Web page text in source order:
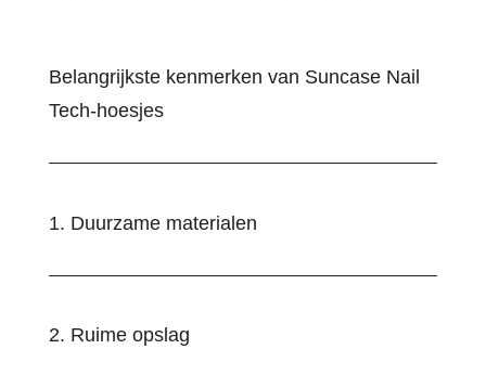
Belangrijkste kenmerken van Suncase Nail
Tech-hoesjes
1. Duurzame materialen
2. Ruime opslag